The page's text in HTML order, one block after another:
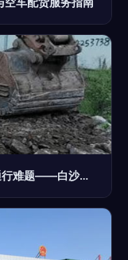
临时加宽市政道路，破解企业货运车辆通行难题——白沙工业园的务实之策